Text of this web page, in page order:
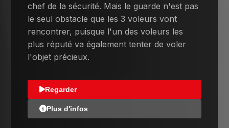
chef de la sécurité. Mais le guarde n'est pas
le seul obstacle que les 3 voleurs vont
rencontrer, puisque l'un des voleurs les
plus réputé va également tenter de voler
l'objet précieux.
Regarder
Plus d'infos